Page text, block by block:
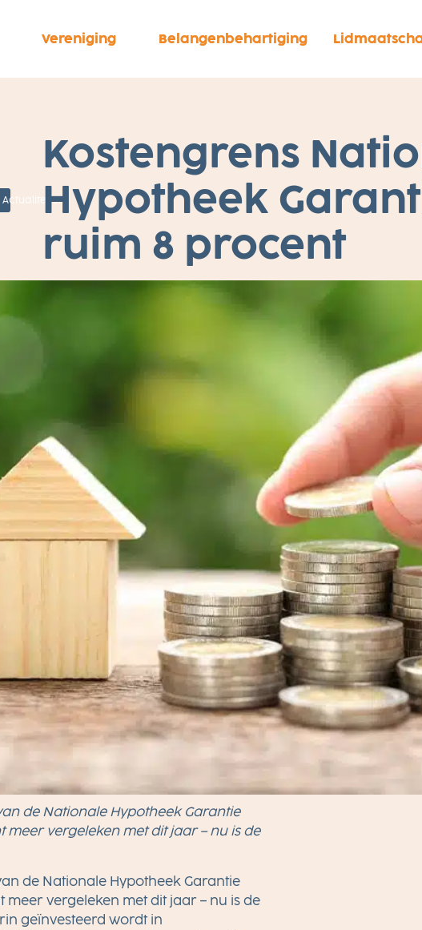
Vereniging Belangenbehartiging
Actualiteiten
K
O
B
17
Kostengrens
Hypotheek
ruim 8 procent
de Nationale Hypotheek Garantie
meer vergeleken met dit jaar – nu is de
de Nationale Hypotheek Garantie
meer vergeleken met dit jaar – nu is de
geïnvesteerd wordt in